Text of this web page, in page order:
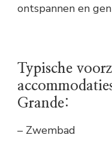
ontspannen en
Typische
Grande:
– Zwembad